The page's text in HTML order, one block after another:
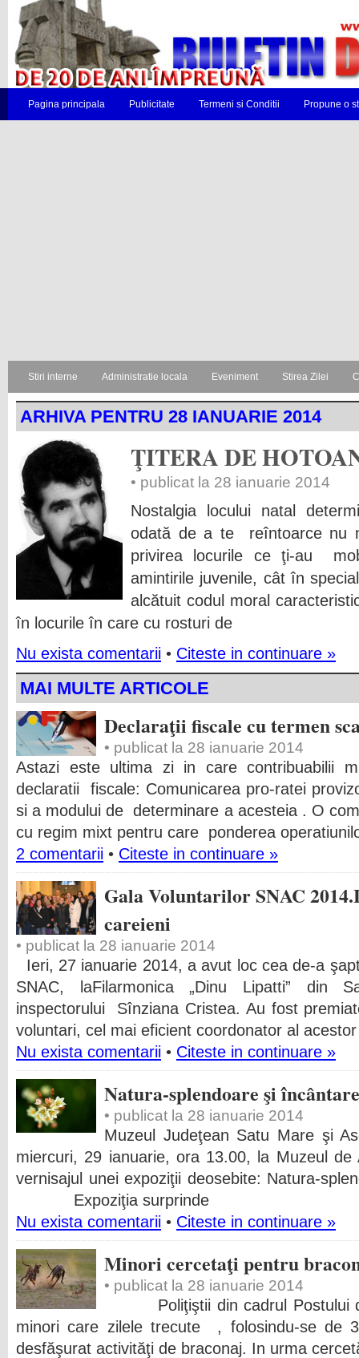
Pagina principala Publicitate Termeni si Conditii Propune o
Stiri interne Administratie locala Eveniment Stirea Zilei
ARHIVA PENTRU 28 IANUARIE 2014
ŢITERA DE
• publicat la 28 ianuarie 2014
Nostalgia locului natal
odată de a te reîntoarce nu
privirea locurile ce ţi-au
amintirile juvenile, cât în
alcătuit codul moral
în locurile în care cu rosturi de
Nu exista comentarii • Citeste in continuare »
MAI MULTE ARTICOLE
Declaraţii fiscale cu termen
• publicat la 28 ianuarie 2014
Astazi este ultima zi in care contribuabilii
declaratii fiscale: Comunicarea pro-ratei
si a modului de determinare a acesteia . O
cu regim mixt pentru care ponderea
2 comentarii • Citeste in continuare »
Gala Voluntarilor SNAC
careieni
• publicat la 28 ianuarie 2014
Ieri, 27 ianuarie 2014, a avut loc cea de-a
SNAC, laFilarmonica „Dinu Lipatti” din
inspectorului Sînziana Cristea. Au fost
voluntari, cel mai eficient coordonator al
Nu exista comentarii • Citeste in continuare »
Natura-splendoare şi
• publicat la 28 ianuarie 2014
Muzeul Judeţean Satu Mare şi
miercuri, 29 ianuarie, ora 13.00, la Muzeul
vernisajul unei expoziţii deosebite:
Expoziţia surprinde
Nu exista comentarii • Citeste in continuare »
Minori cercetaţi pentru
• publicat la 28 ianuarie 2014
Poliţiştii din cadrul Postului
minori care zilele trecute , folosindu-se de
desfăşurat activităţi de braconaj. In urma